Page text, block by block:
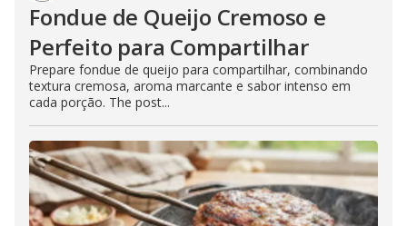
Fondue de Queijo Cremoso e
Perfeito para Compartilhar
Prepare fondue de queijo para compartilhar, combinando
textura cremosa, aroma marcante e sabor intenso em
cada porção. The post...